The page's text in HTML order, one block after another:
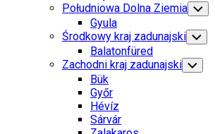
Południowa Dolna Ziemia Toggle
Child
Menu
Gyula
Środkowy kraj zadunajski Toggle
Child
Menu
Balatonfüred
Zachodni kraj zadunajski Toggle
Child
Bük
Győr
Hévíz
Sárvár